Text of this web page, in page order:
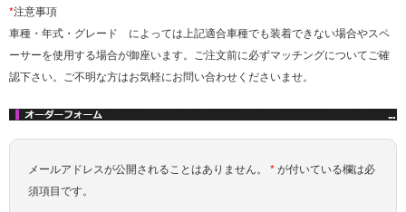
*注意事項
車種・年式・グレード によっては上記適合車種でも装着できない場合やスペ
ーサーを使用する場合が御座います。ご注文前に必ずマッチングについてご確
認下さい。ご不明な方はお気軽にお問い合わせくださいませ。
メールアドレスが公開されることはありません。 * が付いている欄は必
須項目です。